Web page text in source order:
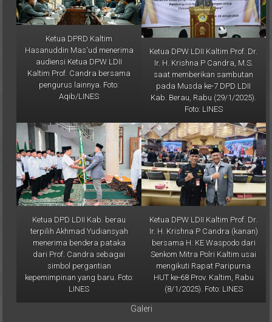
Ketua DPRD Kaltim
Hasanuddin Mas'ud menerima
audiensi Ketua DPW LDII
Kaltim Prof. Candra bersama
pengurus lainnya. Foto:
Aqib/LINES
Ketua DPW LDII Kaltim Prof. Dr.
Ir. H. Krishna P Candra, M.S.
saat memberikan sambutan
pada Musda ke-7 DPD LDII
Kab. Berau, Rabu (29/1/2025).
Foto: LINES
Ketua DPD LDII Kab. berau
terpilih Akhmad Yudiansyah
menerima bendera pataka
dari Prof. Candra sebagai
simbol pergantian
kepemimpinan yang baru. Foto:
LINES
Ketua DPW LDII Kaltim Prof. Dr.
Ir. H. Krishna P Candra (kanan)
bersama H. KE Waspodo dari
Senkom Mitra Polri Kaltim usai
mengikuti Rapat Paripurna
HUT ke-68 Prov. Kaltim, Rabu
(8/1/2025). Foto: LINES